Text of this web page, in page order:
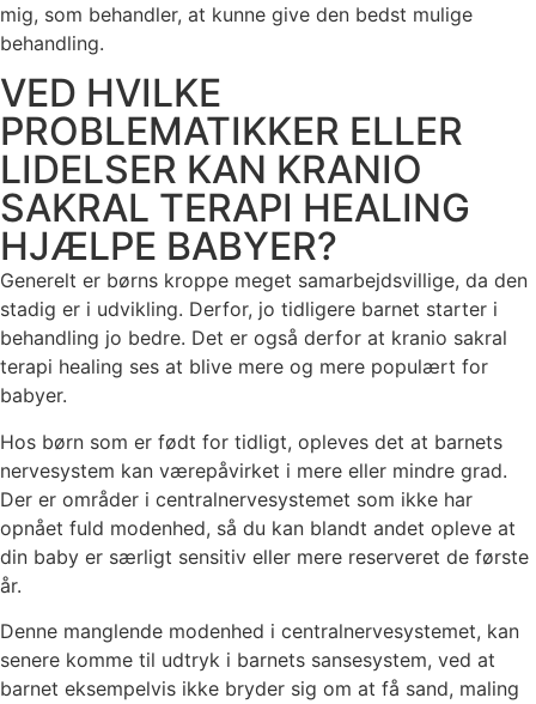
mig, som behandler, at kunne give den bedst mulige
behandling.
VED HVILKE
PROBLEMATIKKER ELLER
LIDELSER KAN KRANIO
SAKRAL TERAPI HEALING
HJÆLPE BABYER?
Generelt er børns kroppe meget samarbejdsvillige, da den
stadig er i udvikling. Derfor, jo tidligere barnet starter i
behandling jo bedre. Det er også derfor at kranio sakral
terapi healing ses at blive mere og mere populært for
babyer.
Hos børn som er født for tidligt, opleves det at barnets
nervesystem kan værepåvirket i mere eller mindre grad.
Der er områder i centralnervesystemet som ikke har
opnået fuld modenhed, så du kan blandt andet opleve at
din baby er særligt sensitiv eller mere reserveret de første
år.
Denne manglende modenhed i centralnervesystemet, kan
senere komme til udtryk i barnets sansesystem, ved at
barnet eksempelvis ikke bryder sig om at få sand, maling